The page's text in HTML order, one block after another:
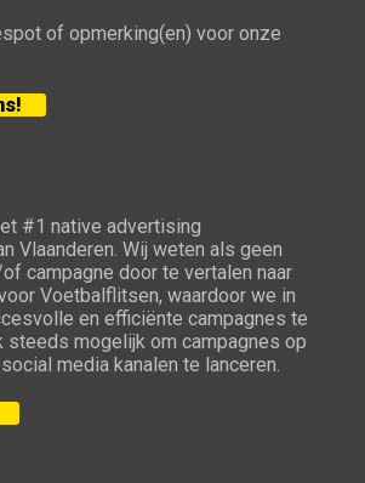
of opmerking(en) voor onze
#1 native advertising
Vlaanderen. Wij weten als geen
campagne door te vertalen naar
Voetbalflitsen, waardoor we in
en efficiënte campagnes te
steeds mogelijk om campagnes op
media kanalen te lanceren.